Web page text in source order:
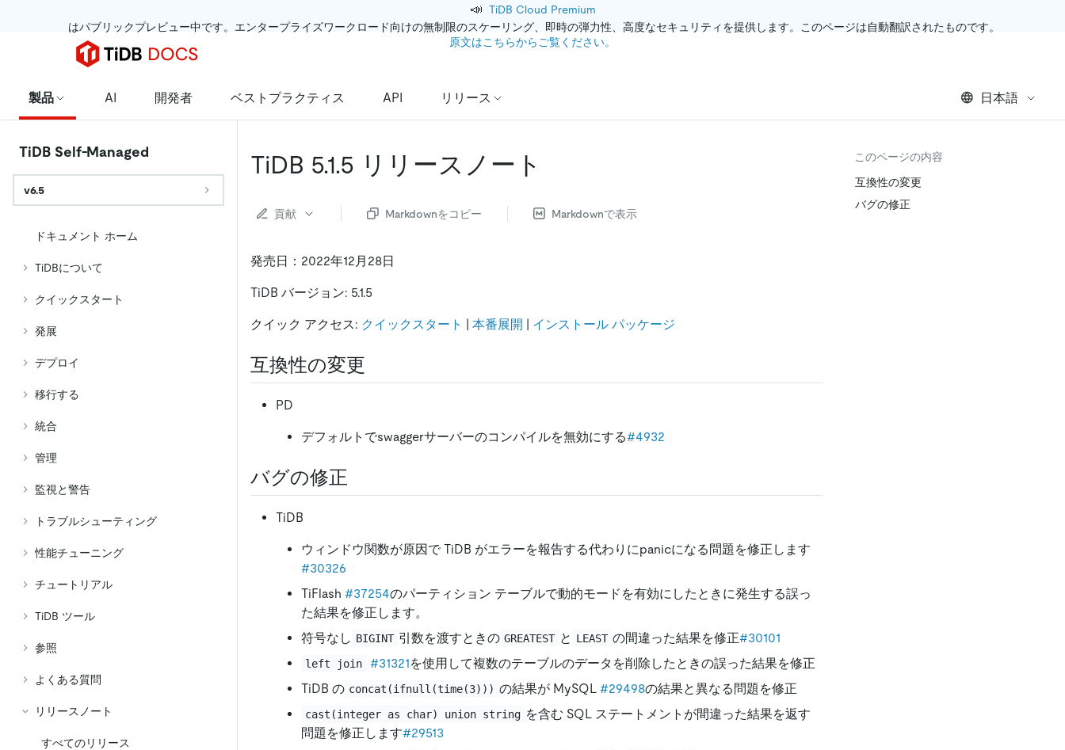
📣 TiDB Cloud Premium
はパブリックプレビュー中です。エンタープライズワークロード向けの無制限のスケーリング、即時の弾力性、高度なセキュリティを提供します。このページは自動翻訳されたものです。
原文はこちらからご覧ください。
製品 AI 開発者 ベストプラクティス API リリース 日本語
TiDB Self-Managed
v6.5
ドキュメント ホーム
TiDBについて
クイックスタート
発展
デプロイ
移行する
統合
管理
監視と警告
トラブルシューティング
性能チューニング
チュートリアル
TiDB ツール
参照
よくある質問
リリースノート
すべてのリリース
TiDB 5.1.5 リリースノート
貢献 Markdownをコピー Markdownで表示
発売日：2022年12月28日
TiDB バージョン: 5.1.5
クイック アクセス: クイックスタート | 本番展開 | インストール パッケージ
互換性の変更
PD
デフォルトでswaggerサーバーのコンパイルを無効にする#4932
バグの修正
TiDB
ウィンドウ関数が原因で TiDB がエラーを報告する代わりにpanicになる問題を修正します
#30326
TiFlash #37254のパーティション テーブルで動的モードを有効にしたときに発生する誤っ
た結果を修正します。
符号なし BIGINT 引数を渡すときの GREATEST と LEAST の間違った結果を修正#30101
left join #31321を使用して複数のテーブルのデータを削除したときの誤った結果を修正
TiDB の concat(ifnull(time(3))) の結果が MySQL #29498の結果と異なる問題を修正
cast(integer as char) union string を含む SQL ステートメントが間違った結果を返す
問題を修正します#29513
このページの内容
互換性の変更
バグの修正